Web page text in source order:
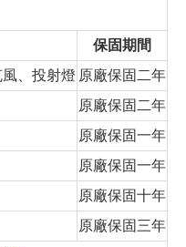
保固期間
、投射燈 原廠保固二年
原廠保固二年
原廠保固一年
原廠保固一年
原廠保固十年
原廠保固三年